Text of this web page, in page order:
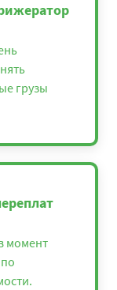
грузы
момент